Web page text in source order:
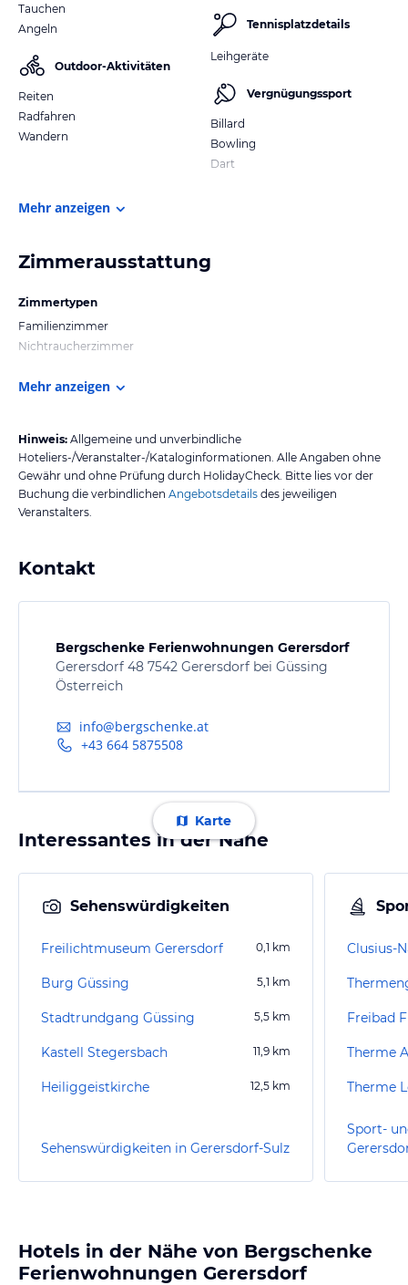
Tauchen
Angeln
Outdoor-Aktivitäten
Reiten
Radfahren
Wandern
Tennisplatzdetails
Leihgeräte
Vergnügungssport
Billard
Bowling
Dart
Mehr anzeigen
Zimmerausstattung
Zimmertypen
Familienzimmer
Nichtraucherzimmer
Mehr anzeigen
Hinweis: Allgemeine und unverbindliche
Hoteliers-/Veranstalter-/Kataloginformationen. Alle Angaben ohne
Gewähr und ohne Prüfung durch HolidayCheck. Bitte lies vor der
Buchung die verbindlichen Angebotsdetails des jeweiligen
Veranstalters.
Kontakt
Bergschenke Ferienwohnungen Gerersdorf
Gerersdorf 48 7542 Gerersdorf bei Güssing
Österreich
info@bergschenke.at
+43 664 5875508
Karte
Interessantes in der Nähe
Sehenswürdigkeiten
Freilichtmuseum Gerersdorf 0,1 km
Burg Güssing 5,1 km
Stadtrundgang Güssing 5,5 km
Kastell Stegersbach 11,9 km
Heiliggeistkirche 12,5 km
Sehenswürdigkeiten in Gerersdorf-Sulz
Clusius-
Freibad
Therme
Therme
Sport-
Hotels in der Nähe von Bergschenke
Ferienwohnungen Gerersdorf